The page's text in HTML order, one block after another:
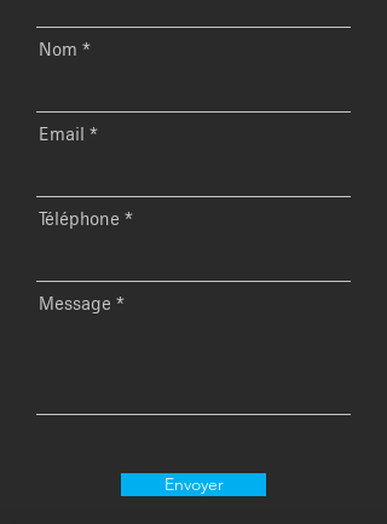
Nom
Email
Téléphone
Message
Envoyer